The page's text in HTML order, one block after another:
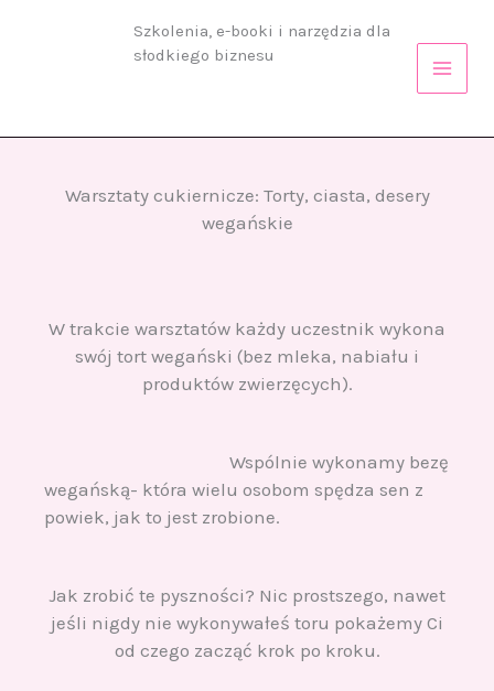
Szkolenia, e-booki i narzędzia dla
słodkiego biznesu
Warsztaty cukiernicze: Torty, ciasta, desery
wegańskie
W trakcie warsztatów każdy uczestnik wykona
swój tort wegański (bez mleka, nabiału i
produktów zwierzęcych).
Wspólnie wykonamy bezę
wegańską- która wielu osobom spędza sen z
powiek, jak to jest zrobione.
Jak zrobić te pyszności? Nic prostszego, nawet
jeśli nigdy nie wykonywałeś toru pokażemy Ci
od czego zacząć krok po kroku.